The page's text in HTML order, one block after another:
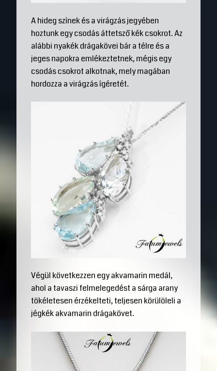
A hideg színek és a virágzás jegyében
hoztunk egy csodás áttetsző kék csokrot. Az
alábbi nyakék drágakövei bár a télre és a
jeges napokra emlékeztetnek, mégis egy
csodás csokrot alkotnak, mely magában
hordozza a virágzás ígéretét.
Végül következzen egy akvamarin medál,
ahol a tavaszi felmelegedést a sárga arany
tökéletesen érzékelteti, teljesen körülöleli a
jégkék akvamarin drágakövet.